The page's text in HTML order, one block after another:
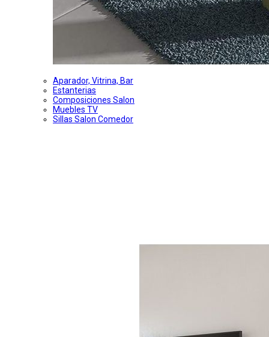
Aparador, Vitrina, Bar
Estanterias
Composiciones Salon
Muebles TV
Sillas Salon Comedor